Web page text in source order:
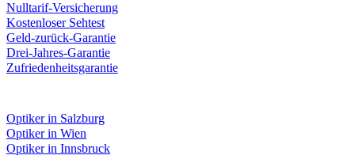
Nulltarif-Versicherung
Kostenloser Sehtest
Geld-zurück-Garantie
Drei-Jahres-Garantie
Zufriedenheitsgarantie
Optiker in Salzburg
Optiker in Wien
Optiker in Innsbruck